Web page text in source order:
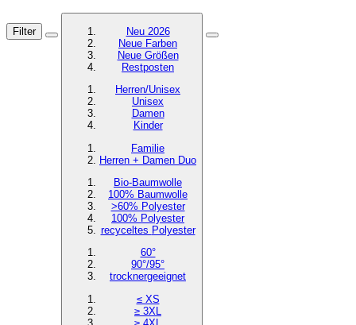
Filter
Neu 2026
Neue Farben
Neue Größen
Restposten
Herren/Unisex
Unisex
Damen
Kinder
Familie
Herren + Damen Duo
Bio-Baumwolle
100% Baumwolle
>60% Polyester
100% Polyester
recyceltes Polyester
60°
90°/95°
trocknergeeignet
≤ XS
≥ 3XL